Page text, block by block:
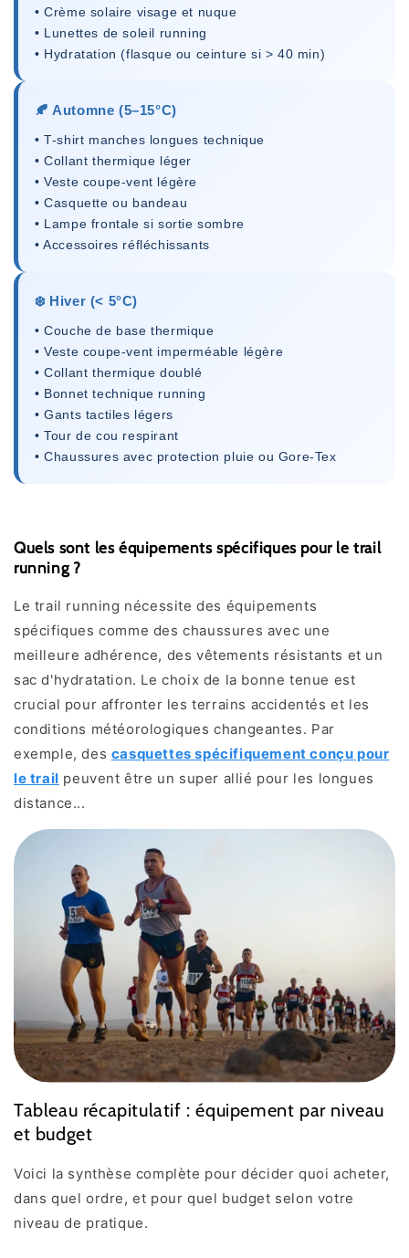
• Crème solaire visage et nuque
• Lunettes de soleil running
• Hydratation (flasque ou ceinture si > 40 min)
🍂 Automne (5–15°C)
• T-shirt manches longues technique
• Collant thermique léger
• Veste coupe-vent légère
• Casquette ou bandeau
• Lampe frontale si sortie sombre
• Accessoires réfléchissants
❄️ Hiver (< 5°C)
• Couche de base thermique
• Veste coupe-vent imperméable légère
• Collant thermique doublé
• Bonnet technique running
• Gants tactiles légers
• Tour de cou respirant
• Chaussures avec protection pluie ou Gore-Tex
Quels sont les équipements spécifiques pour le trail
running ?
Le trail running nécessite des équipements
spécifiques comme des chaussures avec une
meilleure adhérence, des vêtements résistants et un
sac d'hydratation. Le choix de la bonne tenue est
crucial pour affronter les terrains accidentés et les
conditions météorologiques changeantes. Par
exemple, des casquettes spécifiquement conçu pour
le trail peuvent être un super allié pour les longues
distance...
Tableau récapitulatif : équipement par niveau
et budget
Voici la synthèse complète pour décider quoi acheter,
dans quel ordre, et pour quel budget selon votre
niveau de pratique.